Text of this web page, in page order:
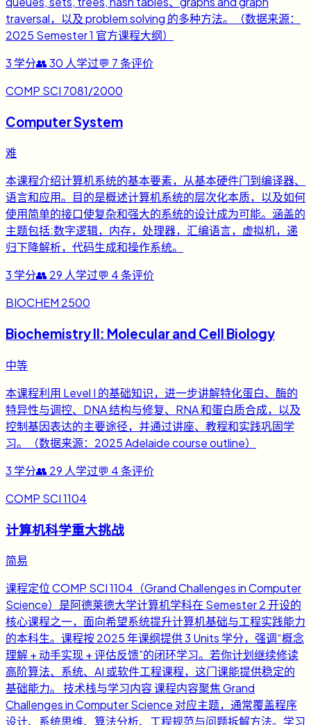
traversal，以及 problem solving 的多种方法。（数据来源：
2025 Semester 1 官方课程大纲）
3 学分👥30 人学过💬 7条评价
COMP SCI 7081/2000
Computer System
难
本课程介绍计算机系统的基本要素，从基本硬件门到编译器、
语言和应用。目的是概述计算机系统的层次化本质，以及如何
使用简单的接口使复杂和强大的系统的设计成为可能。涵盖的
主题包括:数字逻辑，内存，处理器，汇编语言，虚拟机，递
归下降解析，代码生成和操作系统。
3 学分👥 29 人学过💬 4条评价
BIOCHEM 2500
Biochemistry II: Molecular and Cell Biology
中等
本课程利用 Level I 的基础知识，进一步讲解特化蛋白、酶的
特异性与调控、DNA 结构与修复、RNA 和蛋白质合成，以及
控制基因表达的主要途径，并通过讲座、教程和实践巩固学
习。（数据来源：2025 Adelaide course outline）
3 学分👥 29 人学过💬 4条评价
COMP SCI 1104
计算机科学重大挑战
简易
课程定位 COMP SCI 1104（Grand Challenges in Computer
Science）是阿德莱德大学计算机学科在 Semester 2 开设的
核心课程之一，面向希望系统提升计算机基础与工程实践能力
的本科生。课程按 2025 年课纲提供 3 Units 学分，强调“概念
理解 + 动手实现 + 评估反馈”的闭环学习。若你计划继续修读
高阶算法、系统、AI 或软件工程课程，这门课能提供稳定的
基础能力。 技术栈与学习内容 课程内容聚焦 Grand
Challenges in Computer Science 对应主题，通常覆盖程序
设计、系统思维、算法分析、工程规范与问题拆解方法。学习